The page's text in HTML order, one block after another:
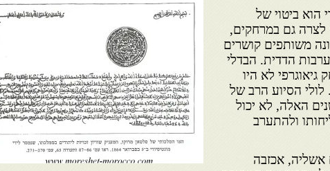
הוא ביטוי של
לצרה גם במרחקים,
משותפים קושרים
הדדית. הבדלי
לא היו
הסיוע הרב של
האלה, לא יכול
ולהתערב
אשליה, אכזבה